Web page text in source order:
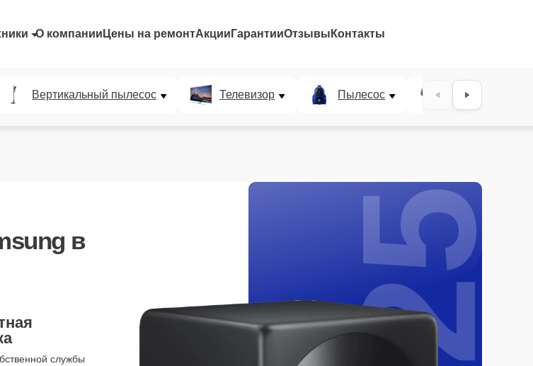
О компании Цены на ремонтАкции ГарантииОтзывы Контакты
Вертикальный пылесос Телевизор Пылесос Проектор
в
службы 25%